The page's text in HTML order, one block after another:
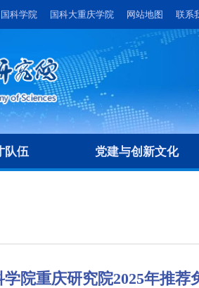
科学院 国科大重庆学院 网站地图 联系
队伍 党建与创新文化
学院重庆研究院2025年推